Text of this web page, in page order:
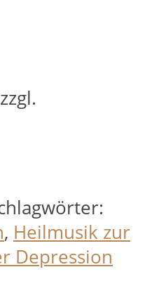
zzgl.
, Heilmusik zur
Depression